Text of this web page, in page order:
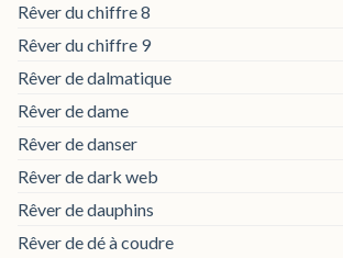
Rêver du chiffre 8
Rêver du chiffre 9
Rêver de dalmatique
Rêver de dame
Rêver de danser
Rêver de dark web
Rêver de dauphins
Rêver de dé à coudre